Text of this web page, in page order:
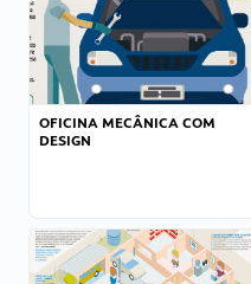
OFICINA MECÂNICA COM
DESIGN